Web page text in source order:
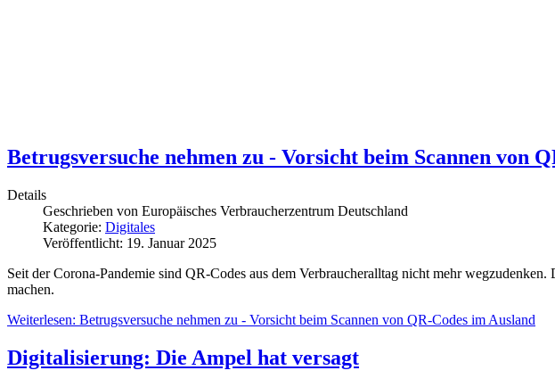
Betrugsversuche nehmen zu - Vorsicht beim Scannen von
Details
Geschrieben von Europäisches Verbraucherzentrum Deutschland
Kategorie: Digitales
Veröffentlicht: 19. Januar 2025
Seit der Corona-Pandemie sind QR-Codes aus dem Verbraucheralltag nicht mehr
machen.
Weiterlesen: Betrugsversuche nehmen zu - Vorsicht beim Scannen von QR-Codes im Ausland
Digitalisierung: Die Ampel hat versagt